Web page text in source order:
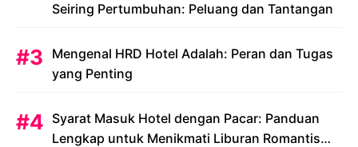
Seiring Pertumbuhan: Peluang dan Tantangan
Mengenal HRD Hotel Adalah: Peran dan Tugas
yang Penting
Syarat Masuk Hotel dengan Pacar: Panduan
Lengkap untuk Menikmati Liburan Romantis